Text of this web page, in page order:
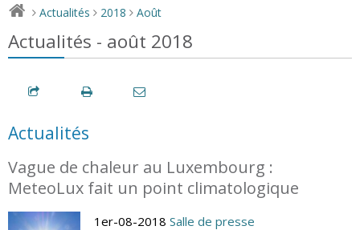
> Actualités > 2018 > Août
Actualités - août 2018
Actualités
Vague de chaleur au Luxembourg :
MeteoLux fait un point climatologique
1er-08-2018 Salle de presse